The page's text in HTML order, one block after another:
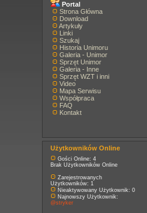
Portal
Strona Główna
Download
Artykuły
Linki
Szukaj
Historia Unimoru
Galeria - Unimor
Sprzęt Unimor
Galeria - Inne
Sprzęt WZT i inni
Video
Mapa Serwisu
Współpraca
FAQ
Kontakt
Użytkowników Online
Gości Online: 4
Brak Użytkowników Online
Zarejestrowanych
Użytkowników: 1
Nieaktywowany Użytkownik: 0
Najnowszy Użytkownik:
@stryker